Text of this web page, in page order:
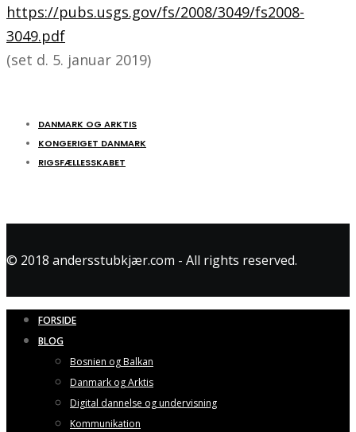
https://pubs.usgs.gov/fs/2008/3049/fs2008-
3049.pdf
(set d. 5. januar 2019)
DANMARK OG ARKTIS
KONGERIGET DANMARK
RIGSFÆLLESSKABET
© 2018 andersstubkjær.com - All rights reserved.
FORSIDE
BLOG
Bosnien og Balkan
Danmark og Arktis
Digital dannelse og undervisning
Kommunikation